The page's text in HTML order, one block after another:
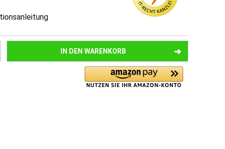
IN DEN WARENKORB